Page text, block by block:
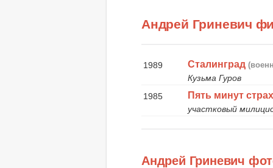
Андрей Гриневич
1989 Сталинград
Кузьма Гуров
1985
Пять минут
участковый
Андрей Гриневич